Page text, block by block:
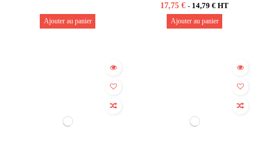
Ajouter au panier
17,75 € - 14,79 € HT
Ajouter au panier